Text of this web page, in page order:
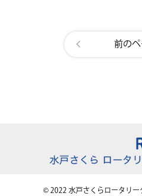
前の
© 2022 水戸さくらロータリー